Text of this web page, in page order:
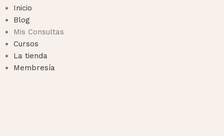
Inicio
Blog
Mis Consultas
Cursos
La tienda
Membresía